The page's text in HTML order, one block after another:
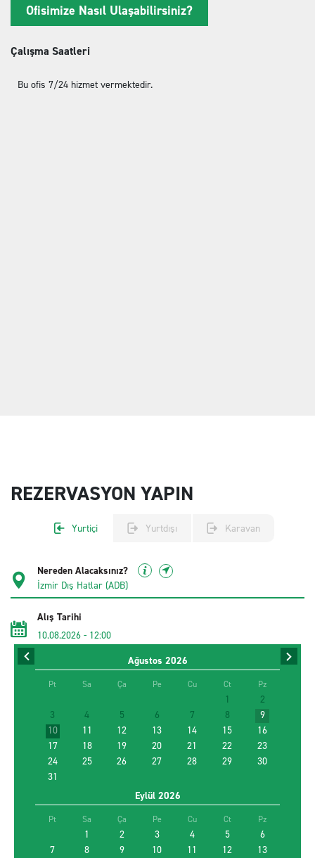
Ofisimize Nasıl Ulaşabilirsiniz?
Çalışma Saatleri
Bu ofis 7/24 hizmet vermektedir.
REZERVASYON YAPIN
Yurtiçi Yurtdışı Karavan
Nereden Alacaksınız?
Alış Tarihi
10.08.2026 - 12:00
İade Tarihi
12.08.2026
-12:00
Ağustos 2026
Pt Sa Ça Pe Cu Ct Pz
1
2
3
4 5 6 7 8
9
10
11 12 13 14 15
16
17
18 19 20 21 22
23
24
25 26 27 28 29
30
31
Eylül 2026
Pt Sa Ça Pe Cu Ct Pz
1 2 3 4 5
6
7
8 9 10 11 12
13
Sürücü Yaşı
Farklı yerde bırakmak istiyorum
Promosyon kodu kullan